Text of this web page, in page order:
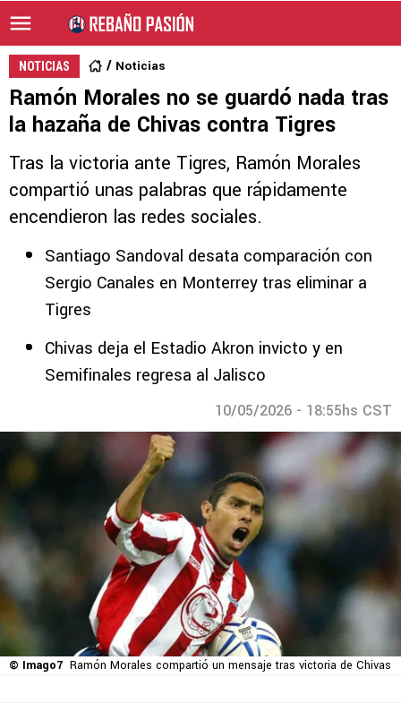
NOTICIAS Noticias
Ramón Morales no se guardó nada tras
la hazaña de Chivas contra Tigres
Tras la victoria ante Tigres, Ramón Morales
compartió unas palabras que rápidamente
encendieron las redes sociales.
Santiago Sandoval desata comparación con
Sergio Canales en Monterrey tras eliminar a
Tigres
Chivas deja el Estadio Akron invicto y en
Semifinales regresa al Jalisco
10/05/2026 - 18:55hs CST
© Imago7 Ramón Morales compartió un mensaje tras victoria de Chivas